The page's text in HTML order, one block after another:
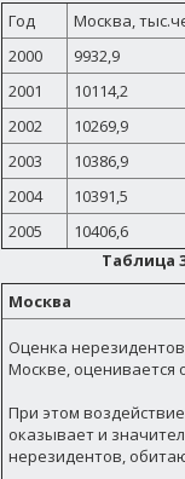
Год
Москва,
2000
9932,9
2001
10114,2
2002
10269,9
2003
10386,9
2004
10391,5
2005
10406,6
Таблица
Москва
Оценка
Москве, оценивается
При этом
оказывает и
нерезидентов,